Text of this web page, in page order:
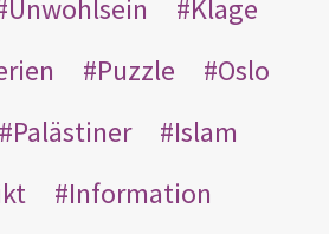
Unwohlsein
Klage
Puzzle
Oslo
Palästiner
Islam
Information